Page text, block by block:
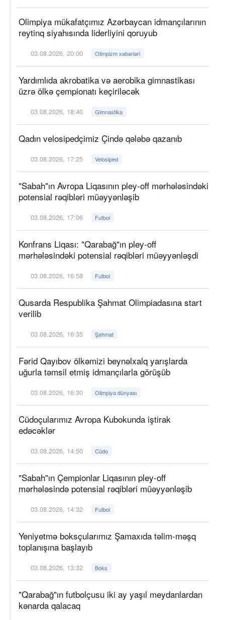
Olimpiya mükafatçımız Azərbaycan idmançılarının
reytinq siyahısında liderliyini qoruyub
03.08.2026, 20:00 Olimpizm xəbərləri
Yardımlıda akrobatika və aerobika gimnastikası
üzrə ölkə çempionatı keçiriləcək
03.08.2026, 18:40 Gimnastika
Qadın velosipedçimiz Çində qələbə qazanıb
03.08.2026, 17:25 Velosiped
"Sabah"ın Avropa Liqasının pley-off mərhələsindəki
potensial rəqibləri müəyyənləşib
03.08.2026, 17:06 Futbol
Konfrans Liqası: "Qarabağ"ın pley-off
mərhələsindəki potensial rəqibləri müəyyənləşdi
03.08.2026, 16:58 Futbol
Qusarda Respublika Şahmat Olimpiadasına start
verilib
03.08.2026, 16:35 Şahmat
Fərid Qayıbov ölkəmizi beynəlxalq yarışlarda
uğurla təmsil etmiş idmançılarla görüşüb
03.08.2026, 16:30 Olimpiya dünyası
Cüdoçularımız Avropa Kubokunda iştirak
edəcəklər
03.08.2026, 14:50 Cüdo
"Sabah"ın Çempionlar Liqasının pley-off
mərhələsində potensial rəqibləri müəyyənləşib
03.08.2026, 14:32 Futbol
Yeniyetmə boksçularımız Şamaxıda təlim-məşq
toplanışına başlayıb
03.08.2026, 13:32 Boks
"Qarabağ"ın futbolçusu iki ay yaşıl meydanlardan
kənarda qalacaq